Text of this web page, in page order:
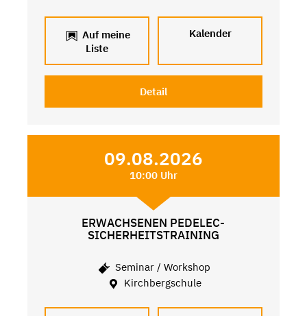
Auf meine
Liste
Kalender
Detail
09.08.2026
10:00 Uhr
ERWACHSENEN PEDELEC-
SICHERHEITSTRAINING
Seminar / Workshop
Kirchbergschule